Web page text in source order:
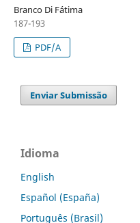
Branco Di Fátima
187-193
PDF/A
Enviar Submissão
Idioma
English
Español (España)
Português (Brasil)